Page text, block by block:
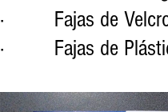
·         Fajas de
·         Fajas de